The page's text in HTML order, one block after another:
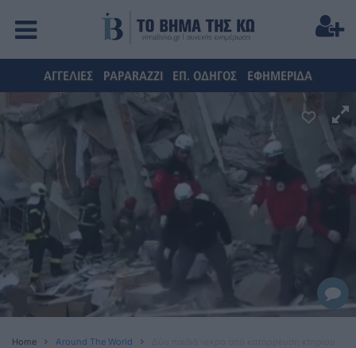
ΑΓΓΕΛΙΕΣ PAPARAZZI ΕΠ. ΟΔΗΓΟΣ ΕΦΗΜΕΡΙΔΑ
Home Around The World